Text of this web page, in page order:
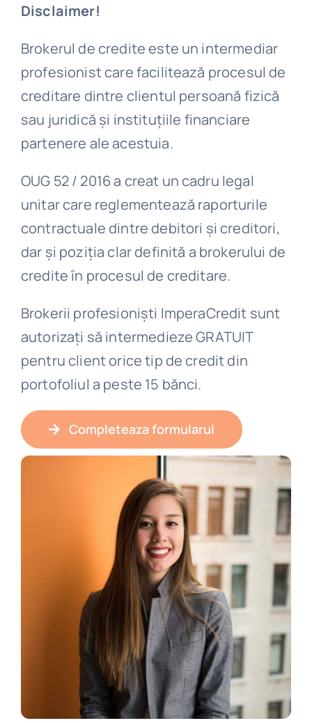
Disclaimer!
Brokerul de credite este un intermediar
profesionist care facilitează procesul de
creditare dintre clientul persoană fizică
sau juridică și instituțiile financiare
partenere ale acestuia.
OUG 52 / 2016 a creat un cadru legal
unitar care reglementează raporturile
contractuale dintre debitori și creditori,
dar și poziția clar definită a brokerului de
credite în procesul de creditare.
Brokerii profesioniști ImperaCredit sunt
autorizați să intermedieze GRATUIT
pentru client orice tip de credit din
portofoliul a peste 15 bănci.
Completeaza formularul